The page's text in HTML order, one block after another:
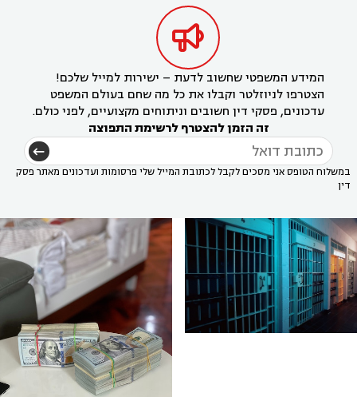

המידע המשפטי שחשוב לדעת – ישירות למייל שלכם!
הצטרפו לניוזלטר וקבלו את כל מה שחם בעולם המשפט
עדכונים, פסקי דין חשובים וניתוחים מקצועיים, לפני כולם.
זה הזמן להצטרף לרשימת התפוצה
במשלוח הטופס אני מסכים לקבל לכתובת המייל שלי פרסומות ועדכונים מאתר פסק
דין